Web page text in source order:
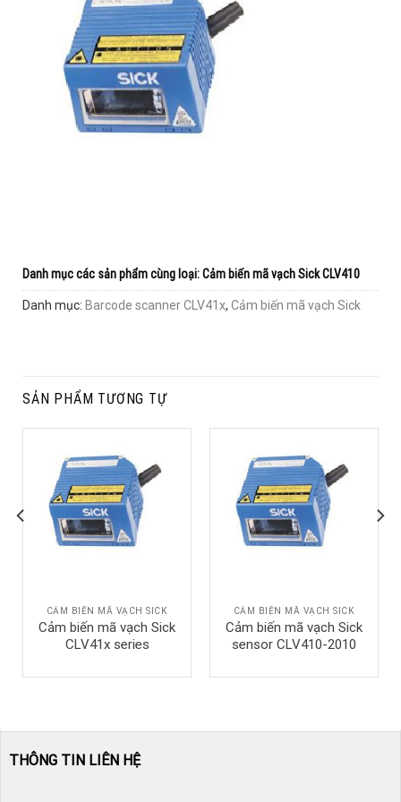
Danh mục các sản phẩm cùng loại:Cảm biến mã vạch Sick CLV410
Danh mục: Barcode scanner CLV41x, Cảm biến mã vạch Sick
SẢN PHẨM TƯƠNG TỰ
CẢM BIẾN MÃ VẠCH SICK
Cảm biến mã vạch Sick
CLV41x series
CẢM BIẾN MÃ VẠCH SICK
Cảm biến mã vạch Sick
sensor CLV410-2010
THÔNG TIN LIÊN HỆ